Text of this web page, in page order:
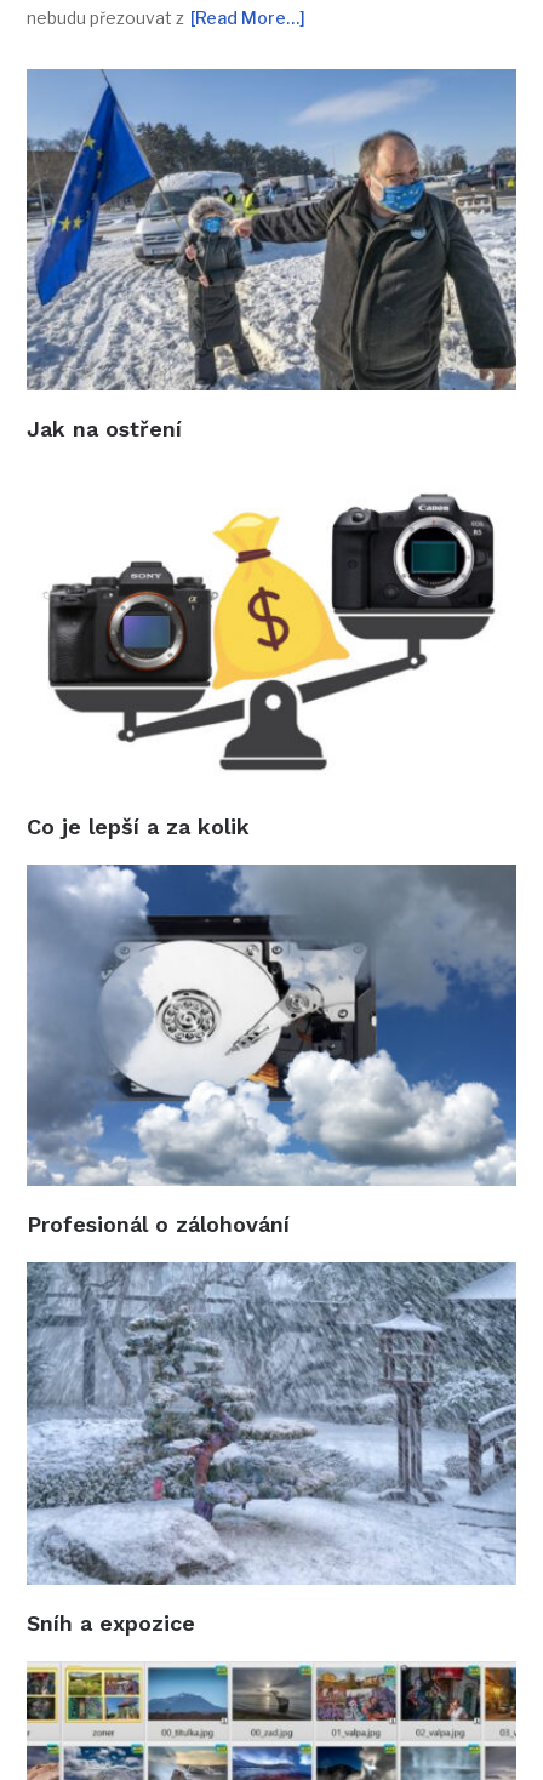
nebudu přezouvat z [Read More…]
Jak na ostření
Co je lepší a za kolik
Profesionál o zálohování
Sníh a expozice